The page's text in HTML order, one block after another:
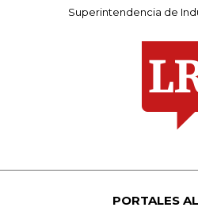
Superintendencia de
PORTALES